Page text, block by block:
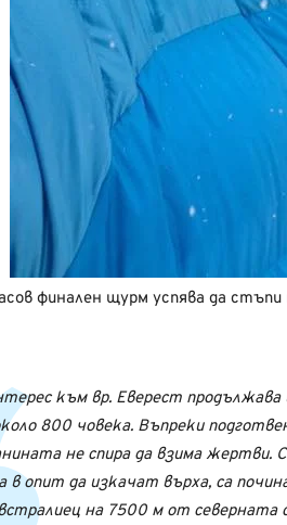
финален щурм успява да
към вр. Еверест
800 човека. Въпреки
не спира да взима жертви.
в опит да изкачат върха, са
на 7500 м от северната